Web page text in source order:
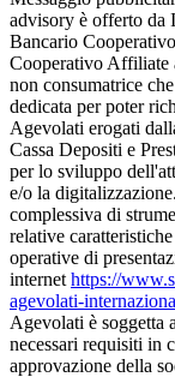
advisory è offerto da
Bancario
Cooperativo Affiliate
non consumatrice
dedicata per poter
Agevolati erogati
Cassa Depositi e
per lo sviluppo
e/o la
complessiva di
relative
operative di
internet https://
agevolati-
Agevolati è soggetta
necessari requisiti in
approvazione della